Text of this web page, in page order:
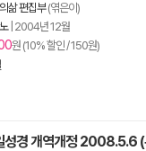
삶 편집부(엮은이)
| 2004년 12월
원 (10% 할인 / 150원)
성경 개역개정 2008.5.6